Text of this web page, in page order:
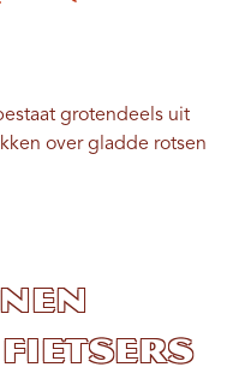
grotendeels uit
over gladde rotsen
fietsers